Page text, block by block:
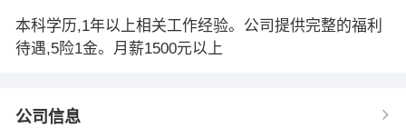
本科学历,1年以上相关工作经验。公司提供完整的福利
待遇,5险1金。月薪1500元以上
公司信息